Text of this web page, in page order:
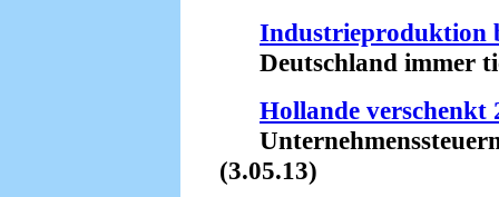
Industrieproduktion
Deutschland immer
Hollande
(3.05.13)